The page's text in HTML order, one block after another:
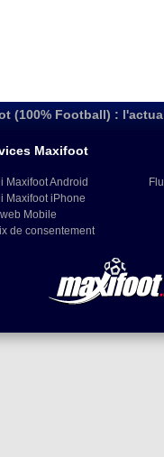
(100% Football) :
Maxifoot
Maxifoot Android
Maxifoot iPhone
Mobile
de consentement